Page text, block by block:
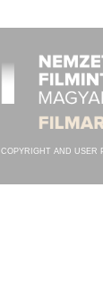
SCHRAMMEL-
COPYRIGHT AND USER